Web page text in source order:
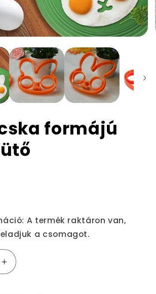
formájú
A termék raktáron van,
a csomagot.
Nyulacska
formájú